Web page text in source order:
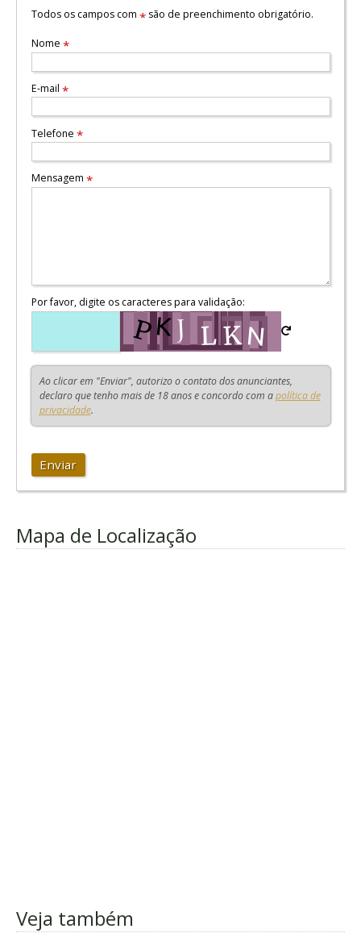
Todos os campos com *são de preenchimento obrigatório.
Nome *
E-mail *
Telefone *
Mensagem *
Por favor, digite os caracteres para validação:
Ao clicar em "Enviar", autorizo o contato dos anunciantes,
declaro que tenho mais de 18 anos e concordo com apolítica de
privacidade.
Enviar
Mapa de Localização
Veja também